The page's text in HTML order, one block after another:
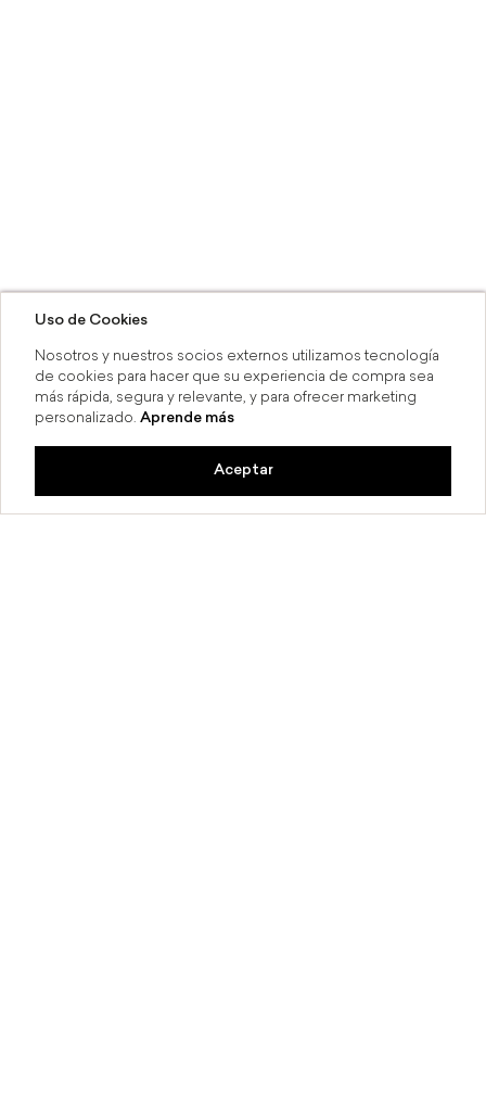
Uso de Cookies
Nosotros y nuestros socios externos utilizamos tecnología
de cookies para hacer que su experiencia de compra sea
más rápida, segura y relevante, y para ofrecer marketing
personalizado. Aprende más
Aceptar
6 MSI Compra en línea y recoge en